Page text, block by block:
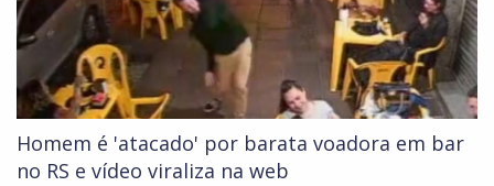
Homem é 'atacado' por barata voadora em bar
no RS e vídeo viraliza na web